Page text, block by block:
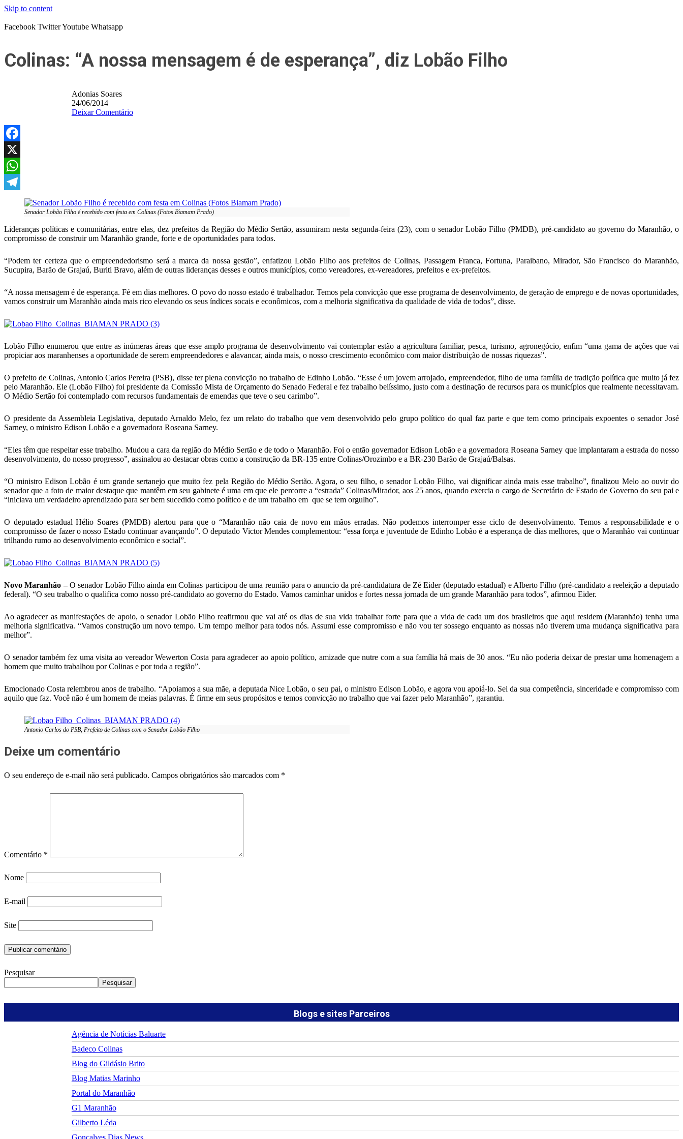
Skip to content
Facebook TwitterYoutube Whatsapp
Colinas: “A nossa mensagem é de esperança”, diz Lobão Filho
Adonias Soares
24/06/2014
Deixar Comentário
Facebook
X
WhatsApp
Telegram
Senador Lobão Filho é recebido com festa em Colinas (Fotos Biamam Prado)
Lideranças políticas e comunitárias, entre elas, dez prefeitos da Região do Médio Sertão, assumiram nesta segunda-feira (23), com o senador Lobão Filho (PMDB), pré-candidato ao governo do Maranhão, o
compromisso de construir um Maranhão grande, forte e de oportunidades para todos.
“Podem ter certeza que o empreendedorismo será a marca da nossa gestão”, enfatizou Lobão Filho aos prefeitos de Colinas, Passagem Franca, Fortuna, Paraibano, Mirador, São Francisco do Maranhão,
Sucupira, Barão de Grajaú, Buriti Bravo, além de outras lideranças desses e outros municípios, como vereadores, ex-vereadores, prefeitos e ex-prefeitos.
“A nossa mensagem é de esperança. Fé em dias melhores. O povo do nosso estado é trabalhador. Temos pela convicção que esse programa de desenvolvimento, de geração de emprego e de novas oportunidades,
vamos construir um Maranhão ainda mais rico elevando os seus índices socais e econômicos, com a melhoria significativa da qualidade de vida de todos”, disse.
Lobão Filho enumerou que entre as inúmeras áreas que esse amplo programa de desenvolvimento vai contemplar estão a agricultura familiar, pesca, turismo, agronegócio, enfim “uma gama de ações que vai
propiciar aos maranhenses a oportunidade de serem empreendedores e alavancar, ainda mais, o nosso crescimento econômico com maior distribuição de nossas riquezas”.
O prefeito de Colinas, Antonio Carlos Pereira (PSB), disse ter plena convicção no trabalho de Edinho Lobão. “Esse é um jovem arrojado, empreendedor, filho de uma família de tradição política que muito já fez
pelo Maranhão. Ele (Lobão Filho) foi presidente da Comissão Mista de Orçamento do Senado Federal e fez trabalho belíssimo, justo com a destinação de recursos para os municípios que realmente necessitavam.
O Médio Sertão foi contemplado com recursos fundamentais de emendas que teve o seu carimbo”.
O presidente da Assembleia Legislativa, deputado Arnaldo Melo, fez um relato do trabalho que vem desenvolvido pelo grupo político do qual faz parte e que tem como principais expoentes o senador José
Sarney, o ministro Edison Lobão e a governadora Roseana Sarney.
“Eles têm que respeitar esse trabalho. Mudou a cara da região do Médio Sertão e de todo o Maranhão. Foi o então governador Edison Lobão e a governadora Roseana Sarney que implantaram a estrada do nosso
desenvolvimento, do nosso progresso”, assinalou ao destacar obras como a construção da BR-135 entre Colinas/Orozimbo e a BR-230 Barão de Grajaú/Balsas.
“O ministro Edison Lobão é um grande sertanejo que muito fez pela Região do Médio Sertão. Agora, o seu filho, o senador Lobão Filho, vai dignificar ainda mais esse trabalho”, finalizou Melo ao ouvir do
senador que a foto de maior destaque que mantêm em seu gabinete é uma em que ele percorre a “estrada” Colinas/Mirador, aos 25 anos, quando exercia o cargo de Secretário de Estado de Governo do seu pai e
“iniciava um verdadeiro aprendizado para ser bem sucedido como político e de um trabalho em que se tem orgulho”.
O deputado estadual Hélio Soares (PMDB) alertou para que o “Maranhão não caia de novo em mãos erradas. Não podemos interromper esse ciclo de desenvolvimento. Temos a responsabilidade e o
compromisso de fazer o nosso Estado continuar avançando”. O deputado Victor Mendes complementou: “essa força e juventude de Edinho Lobão é a esperança de dias melhores, que o Maranhão vai continuar
trilhando rumo ao desenvolvimento econômico e social”.
Novo Maranhão –O senador Lobão Filho ainda em Colinas participou de uma reunião para o anuncio da pré-candidatura de Zé Eider (deputado estadual) e Alberto Filho (pré-candidato a reeleição a deputado
federal). “O seu trabalho o qualifica como nosso pré-candidato ao governo do Estado. Vamos caminhar unidos e fortes nessa jornada de um grande Maranhão para todos”, afirmou Eider.
Ao agradecer as manifestações de apoio, o senador Lobão Filho reafirmou que vai até os dias de sua vida trabalhar forte para que a vida de cada um dos brasileiros que aqui residem (Maranhão) tenha uma
melhoria significativa. “Vamos construção um novo tempo. Um tempo melhor para todos nós. Assumi esse compromisso e não vou ter sossego enquanto as nossas não tiverem uma mudança significativa para
melhor”.
O senador também fez uma visita ao vereador Wewerton Costa para agradecer ao apoio político, amizade que nutre com a sua família há mais de 30 anos. “Eu não poderia deixar de prestar uma homenagem a
homem que muito trabalhou por Colinas e por toda a região”.
Emocionado Costa relembrou anos de trabalho. “Apoiamos a sua mãe, a deputada Nice Lobão, o seu pai, o ministro Edison Lobão, e agora vou apoiá-lo. Sei da sua competência, sinceridade e compromisso com
aquilo que faz. Você não é um homem de meias palavras. É firme em seus propósitos e temos convicção no trabalho que vai fazer pelo Maranhão”, garantiu.
Antonio Carlos do PSB, Prefeito de Colinas com o Senador Lobão Filho
Deixe um comentário
O seu endereço de e-mail não será publicado. Campos obrigatórios são marcados com *
Comentário *
Nome
E-mail
Site
Pesquisar
Pesquisar
Blogs e sites Parceiros
Agência de Notícias Baluarte
Badeco Colinas
Blog do Gildásio Brito
Blog Matias Marinho
Portal do Maranhão
G1 Maranhão
Gilberto Léda
Gonçalves Dias News